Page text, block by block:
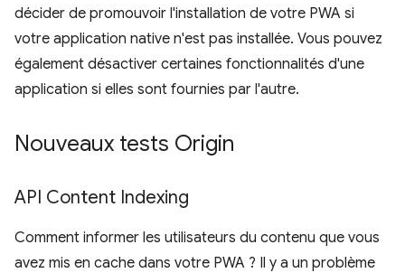
décider de promouvoir l'installation de votre PWA si
votre application native n'est pas installée. Vous pouvez
également désactiver certaines fonctionnalités d'une
application si elles sont fournies par l'autre.
Nouveaux tests Origin
API Content Indexing
Comment informer les utilisateurs du contenu que vous
avez mis en cache dans votre PWA ? Il y a un problème